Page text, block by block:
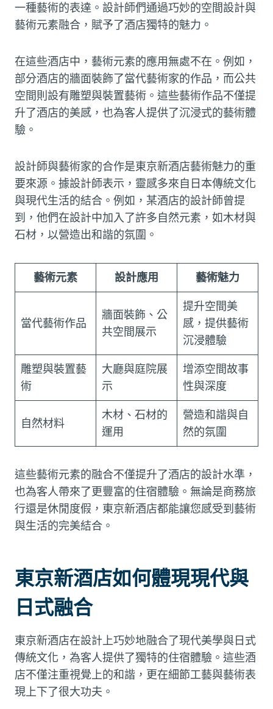
一種藝術的表達。設計師們通過巧妙的空間設計與
藝術元素融合，賦予了酒店獨特的魅力。
在這些酒店中，藝術元素的應用無處不在。例如，
部分酒店的牆面裝飾了當代藝術家的作品，而公共
空間則設有雕塑與裝置藝術。這些藝術作品不僅提
升了酒店的美感，也為客人提供了沉浸式的藝術體
驗。
設計師與藝術家的合作是東京新酒店藝術魅力的重
要來源。據設計師表示，靈感多來自日本傳統文化
與現代生活的結合。例如，某酒店的設計師曾提
到，他們在設計中加入了許多自然元素，如木材與
石材，以營造出和諧的氛圍。
藝術元素 設計應用 藝術魅力
當代藝術作品
牆面裝飾、公
共空間展示
提升空間美
感，提供藝術
沉浸體驗
雕塑與裝置藝
術
大廳與庭院展
示
增添空間故事
性與深度
自然材料
木材、石材的
運用
營造和諧與自
然的氛圍
這些藝術元素的融合不僅提升了酒店的設計水準，
也為客人帶來了更豐富的住宿體驗。無論是商務旅
行還是休閒度假，東京新酒店都能讓您感受到藝術
與生活的完美結合。
東京新酒店如何體現現代與
日式融合
東京新酒店在設計上巧妙地融合了現代美學與日式
傳統文化，為客人提供了獨特的住宿體驗。這些酒
店不僅注重視覺上的和諧，更在細節工藝與藝術表
現上下了很大功夫。